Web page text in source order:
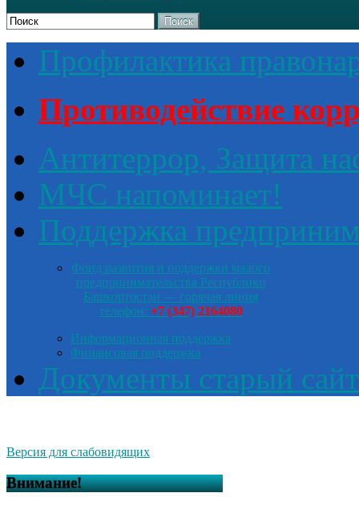
Поиск
Профилактика
Противодействие
Антитеррор, Защита
МЧС напоминает!
Поддержка
Фонд развития и поддержки малого
предпринимательства Республики
Башкортостан — горячая линия
телефон: +7 (347) 2164080
Информационная поддержка
Финансовая поддержка
Документы старый сайт
Версия для слабовидящих
Внимание!